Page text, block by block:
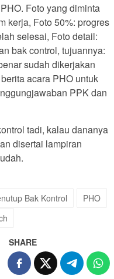
Foto yang diminta
kerja, Foto 50%: progres
selesai, Foto detail:
bak control, tujuannya:
sudah dikerjakan
acara PHO untuk
PPK dan
tadi, kalau dananya
disertai lampiran
Bak Kontrol
PHO
SHARE